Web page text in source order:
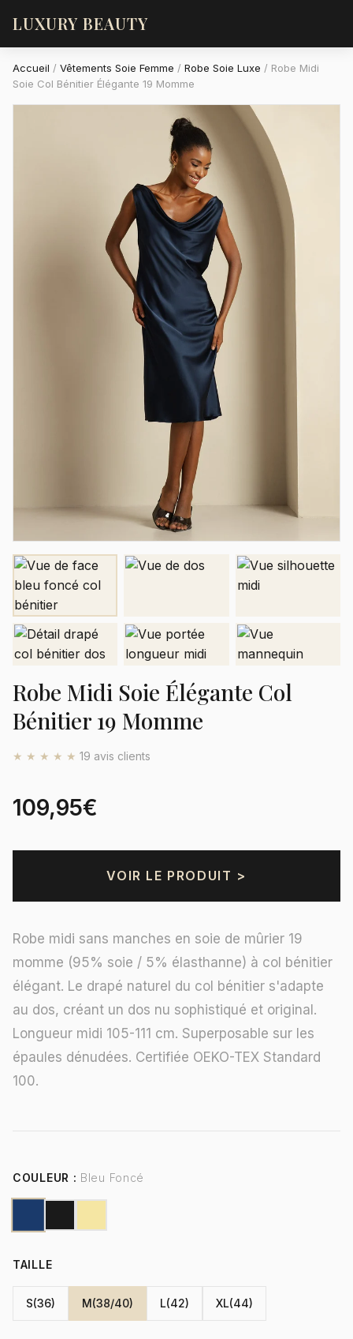
LUXURY BEAUTY
Accueil / Vêtements Soie Femme / Robe Soie Luxe / Robe Midi
Soie Col Bénitier Élégante 19 Momme
Robe Midi Soie Élégante Col
Bénitier 19 Momme
★★★★★ 19 avis clients
109,95€
VOIR LE PRODUIT >
Robe midi sans manches en soie de mûrier 19
momme (95% soie / 5% élasthanne) à col bénitier
élégant. Le drapé naturel du col bénitier s'adapte
au dos, créant un dos nu sophistiqué et original.
Longueur midi 105-111 cm. Superposable sur les
épaules dénudées. Certifiée OEKO-TEX Standard
100.
COULEUR : Bleu Foncé
TAILLE
S(36) M(38/40) L(42) XL(44)